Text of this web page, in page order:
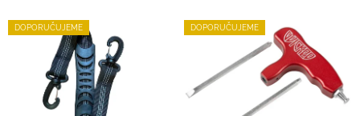
DOPORUČUJEME DOPORUČUJEME